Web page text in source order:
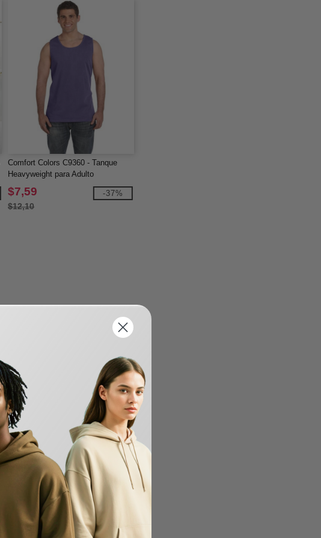
Comfort Colors C9360 - Tanque
Heavyweight para Adulto
$7,59
$12,10
-37%